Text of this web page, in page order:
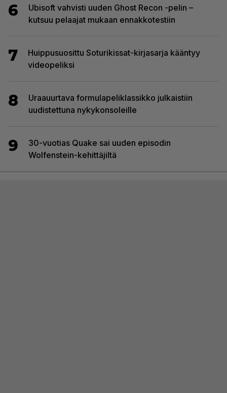
6
Ubisoft vahvisti uuden Ghost Recon -pelin –
kutsuu pelaajat mukaan ennakkotestiin
7
Huippusuosittu Soturikissat-kirjasarja kääntyy
videopeliksi
8
Uraauurtava formulapeliklassikko julkaistiin
uudistettuna nykykonsoleille
9
30-vuotias Quake sai uuden episodin
Wolfenstein-kehittäjiltä